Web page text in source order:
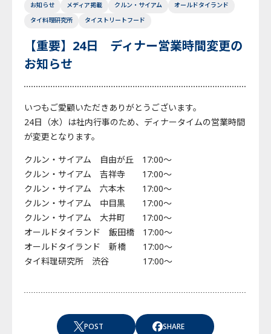
English Japanese Thai
お知らせ メディア掲載 クルン・サイアム
オールドタイランド
タイ料理研究所
タイストリートフード
【重要】24日 ディナー営業時間変更の
お知らせ
いつもご愛顧いただきありがとうございます。
24日（水）は社内行事のため、ディナータイムの営業時間
が変更となります。
クルン・サイアム 自由が丘 17:00～
クルン・サイアム 吉祥寺 17:00～
クルン・サイアム 六本木 17:00～
クルン・サイアム 中目黒 17:00～
クルン・サイアム 大井町 17:00～
オールドタイランド 飯田橋 17:00～
オールドタイランド 新橋 17:00～
タイ料理研究所 渋谷 17:00～
POST SHARE